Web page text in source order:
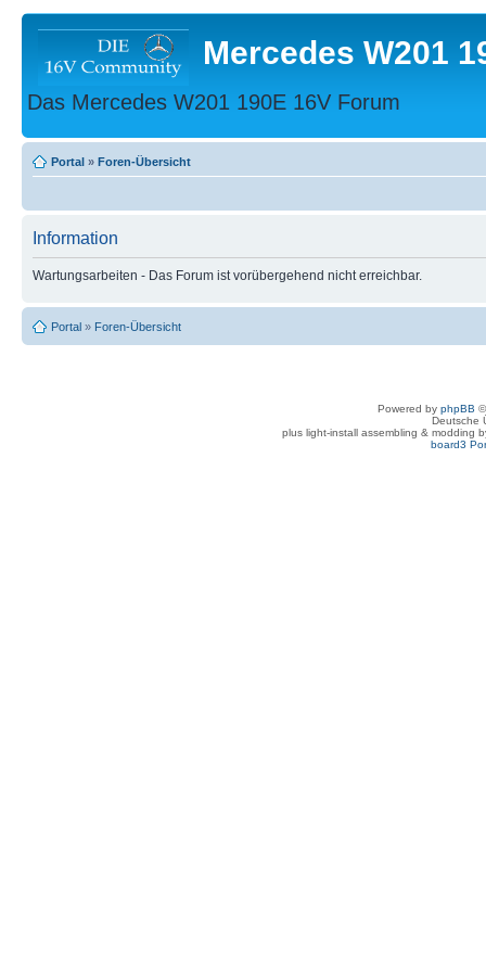
Mercedes W201
Das Mercedes W201 190E 16V Forum
Portal » Foren-Übersicht
Information
Wartungsarbeiten - Das Forum ist vorübergehend nicht erreichbar.
Portal » Foren-Übersicht
Powered by phpBB
Deutsche
plus light-install assembling & modding
board3